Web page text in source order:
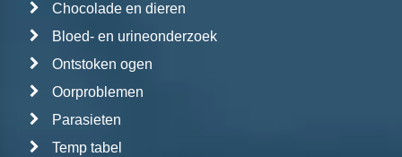
Chocolade en dieren
Bloed- en urineonderzoek
Ontstoken ogen
Oorproblemen
Parasieten
Temp tabel